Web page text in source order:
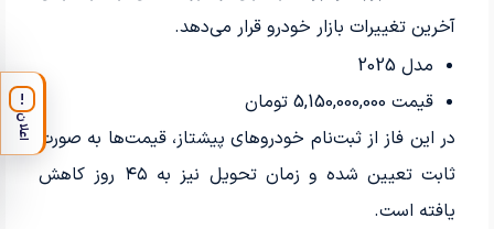
آخرین تغییرات بازار خودرو قرار می‌دهد.
مدل 2025
قیمت 5,150,000,000 تومان
در این فاز از ثبت‌نام خودروهای پیشتاز، قیمت‌ها به صورت
ثابت تعیین شده و زمان تحویل نیز به ۴۵ روز کاهش
یافته است.
!
اعلان